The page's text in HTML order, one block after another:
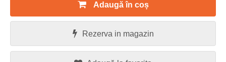
Adaugă în coș
Rezerva in magazin